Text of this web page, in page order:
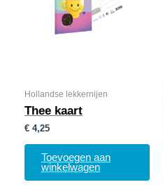
Hollandse lekkernijen
Thee kaart
€ 4,25
Toevoegen aan
winkelwagen